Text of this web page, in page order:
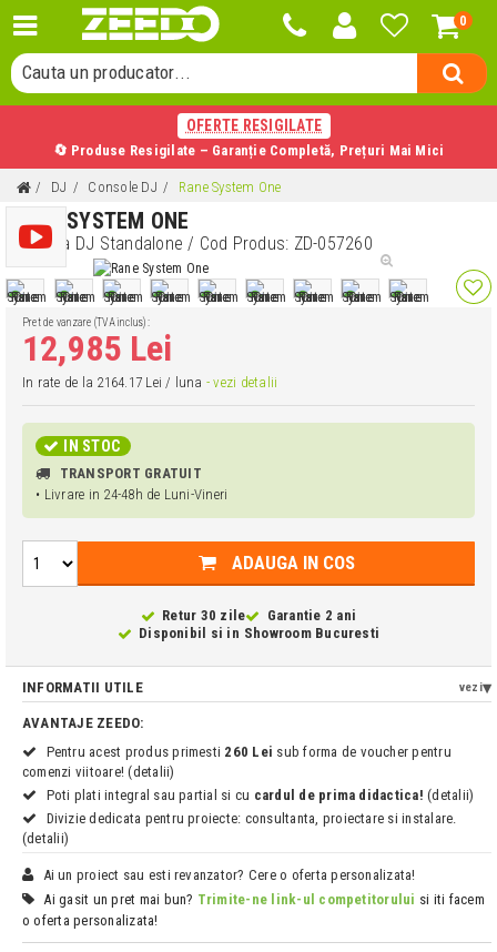
0
Cauta o categorie...
Cauta un producator...
Cauta un produs...
OFERTE RESIGILATE
🔄 Produse Resigilate – Garanție Completă, Prețuri Mai Mici
DJ Console DJ Rane System One
RANE SYSTEM ONE
Consola DJ Standalone/ Cod Produs: ZD-057260
Pret de vanzare (TVA inclus):
12,985 Lei
In rate de la 2164.17 Lei / luna - vezi detalii
IN STOC
TRANSPORT GRATUIT
• Livrare in 24-48h de Luni-Vineri
ADAUGA IN COS
Retur 30 zile
Garantie 2 ani
Disponibil si in Showroom Bucuresti
INFORMATII UTILE vezi
AVANTAJE ZEEDO:
Pentru acest produs primesti 260 Lei sub forma de voucher pentru
comenzi viitoare! (detalii)
Poti plati integral sau partial si cu cardul de prima didactica! (detalii)
Divizie dedicata pentru proiecte: consultanta, proiectare si instalare.
(detalii)
Ai un proiect sau esti revanzator? Cere o oferta personalizata!
Ai gasit un pret mai bun? Trimite-ne link-ul competitorului si iti facem
o oferta personalizata!